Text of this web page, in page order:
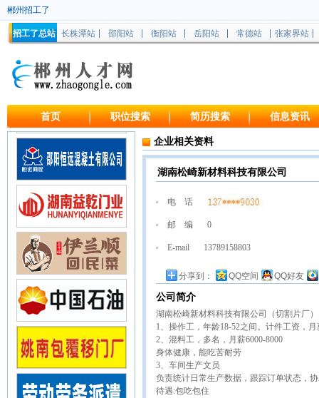
郴州招工了
招工了总站 长株潭站 邵阳站 衡阳站 岳阳站 常德站 张家界站
首页 职位搜索 简历搜索 信息资讯
企业相关资料
湖南松崎新材料科技有限公司
电 话
邮 编 0
E-mail 13789158803
分享到： QQ空间 QQ好友
公司简介
湖南松崎新材料科技有限公司（切割片厂
1、操作工，年龄18-52之间。计件工资，月
2、混料工，多名，月薪6000-8000
身体健康，能吃苦耐劳
3、车间生产文员
负责统计日常生产数据，跟踪订单状态，
待遇:包吃包住